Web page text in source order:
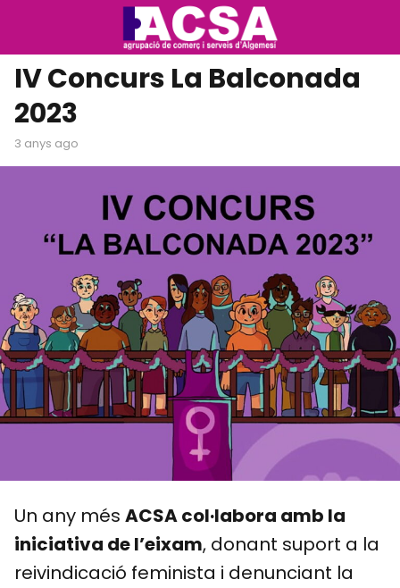
IV Concurs La Balconada
2023
3 anys ago
Un any més ACSA col·labora amb la
iniciativa de l’eixam, donant suport a la
reivindicació feminista i denunciant la